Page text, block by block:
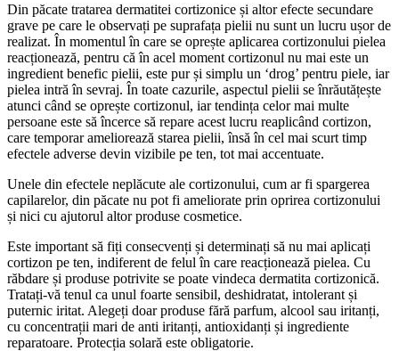
Din păcate tratarea dermatitei cortizonice și altor efecte secundare
grave pe care le observați pe suprafața pielii nu sunt un lucru ușor de
realizat. În momentul în care se oprește aplicarea cortizonului pielea
reacționează, pentru că în acel moment cortizonul nu mai este un
ingredient benefic pielii, este pur și simplu un ‘drog’ pentru piele, iar
pielea intră în sevraj. În toate cazurile, aspectul pielii se înrăutățește
atunci când se oprește cortizonul, iar tendința celor mai multe
persoane este să încerce să repare acest lucru reaplicând cortizon,
care temporar ameliorează starea pielii, însă în cel mai scurt timp
efectele adverse devin vizibile pe ten, tot mai accentuate.
Unele din efectele neplăcute ale cortizonului, cum ar fi spargerea
capilarelor, din păcate nu pot fi ameliorate prin oprirea cortizonului
și nici cu ajutorul altor produse cosmetice.
Este important să fiți consecvenți și determinați să nu mai aplicați
cortizon pe ten, indiferent de felul în care reacționează pielea. Cu
răbdare și produse potrivite se poate vindeca dermatita cortizonică.
Tratați-vă tenul ca unul foarte sensibil, deshidratat, intolerant și
puternic iritat. Alegeți doar produse fără parfum, alcool sau iritanți,
cu concentrații mari de anti iritanți, antioxidanți și ingrediente
reparatoare. Protecția solară este obligatorie.